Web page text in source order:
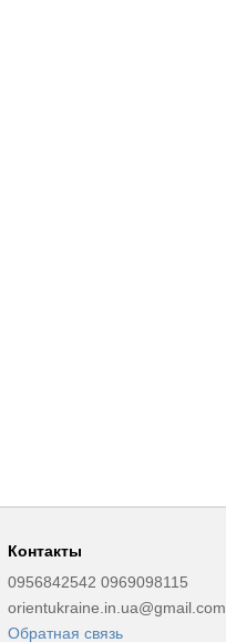
Контакты
0956842542 0969098115
orientukraine.in.ua@gmail.com
Обратная связь